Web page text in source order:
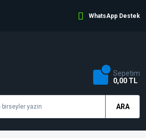
WhatsApp Destek
ARA
Sepetim
0,00 TL